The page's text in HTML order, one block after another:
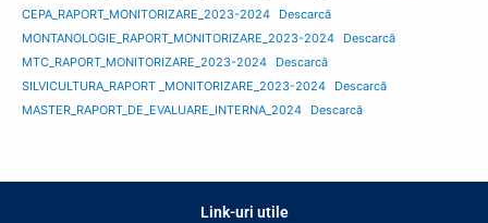
CEPA_RAPORT_MONITORIZARE_2023-2024
Descarcă
MONTANOLOGIE_RAPORT_MONITORIZARE_2023-2024
Descarcă
MTC_RAPORT_MONITORIZARE_2023-2024
Descarcă
SILVICULTURA_RAPORT _MONITORIZARE_2023-2024
Descarcă
MASTER_RAPORT_DE_EVALUARE_INTERNA_2024
Descarcă
Link-uri utile